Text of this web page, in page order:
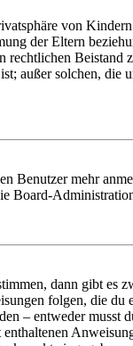
von
der Eltern
außer solchen,
mehr
Board-
dann gibt es
folgen, die
– entweder musst